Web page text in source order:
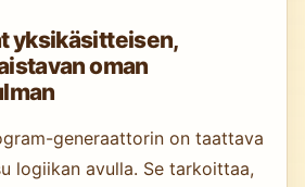
yksikäsitteisen,
oman
generaattorin on taattava
logiikan avulla. Se tarkoittaa,